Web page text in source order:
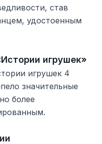
став
удостоенным
игрушек»
игрушек 4
значительные
более